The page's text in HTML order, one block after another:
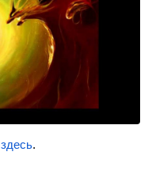
здесь.